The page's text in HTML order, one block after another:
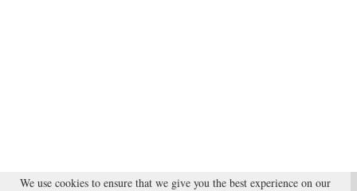
We use cookies to ensure that we give you the best experience on our